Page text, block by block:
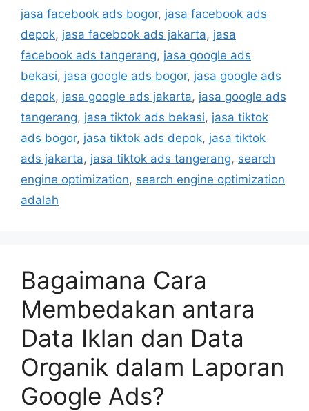
jasa facebook ads bogor, jasa facebook ads
depok, jasa facebook ads jakarta, jasa
facebook ads tangerang, jasa google ads
bekasi, jasa google ads bogor, jasa google ads
depok, jasa google ads jakarta, jasa google ads
tangerang, jasa tiktok ads bekasi, jasa tiktok
ads bogor, jasa tiktok ads depok, jasa tiktok
ads jakarta, jasa tiktok ads tangerang, search
engine optimization, search engine optimization
adalah
Bagaimana Cara
Membedakan antara
Data Iklan dan Data
Organik dalam Laporan
Google Ads?